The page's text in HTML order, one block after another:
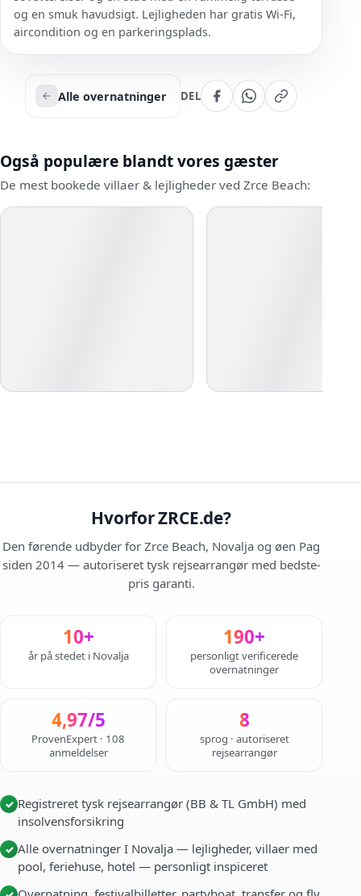
og en smuk havudsigt. Lejligheden har gratis Wi-Fi,
aircondition og en parkeringsplads.
Alle overnatninger DEL
Også populære blandt vores gæster
De mest bookede villaer & lejligheder ved Zrce Beach:
Hvorfor ZRCE.de?
Den førende udbyder for Zrce Beach, Novalja og øen Pag
siden 2014 — autoriseret tysk rejsearrangør med bedste-
pris garanti.
10+
år på stedet i Novalja
190+
personligt verificerede
overnatninger
4,97/5
ProvenExpert · 108
anmeldelser
8
sprog · autoriseret
rejsearrangør
✓ Registreret tysk rejsearrangør (BB & TL GmbH) med
insolvensforsikring
✓ Alle overnatninger I Novalja — lejligheder, villaer med
pool, feriehuse, hotel — personligt inspiceret